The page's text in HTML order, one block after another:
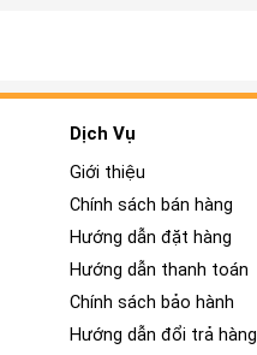
Dịch Vụ
Giới thiệu
Chính sách bán hàng
Hướng dẫn đặt hàng
Hướng dẫn thanh toán
Chính sách bảo hành
Hướng dẫn đổi trả hàng